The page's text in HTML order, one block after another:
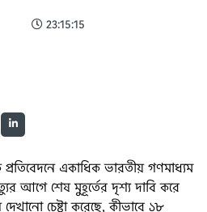
23:15:15
প্রতিবেদনে একাধিক ভারতীয় গণমাধ্যম
আগে শেষ মুহূর্তের দৃশ্য দাবি করে
চেষ্টা করেছে, কীভাবে ১৮